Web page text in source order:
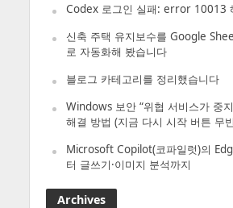
Codex 로그인 실패: error 10013
신축 주택 유지보수를 Google
로 자동화해 봤습니다
블로그 카테고리를 정리했습니다
Windows 보안 “위협 서비스가 중
해결 방법 (지금 다시 시작 버튼 무
Microsoft Copilot(코파일럿)의
터 글쓰기·이미지 분석까지
Archives